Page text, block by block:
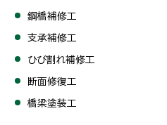
鋼橋補修工
支承補修工
ひび割れ補修工
断面修復工
橋梁塗装工